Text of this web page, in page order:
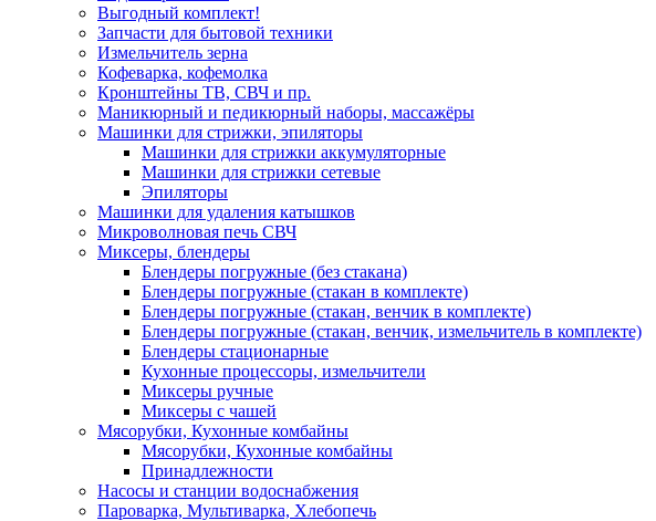
Выгодный комплект!
Запчасти для бытовой техники
Измельчитель зерна
Кофеварка, кофемолка
Кронштейны ТВ, СВЧ и пр.
Маникюрный и педикюрный наборы, массажёры
Машинки для стрижки, эпиляторы
Машинки для стрижки аккумуляторные
Машинки для стрижки сетевые
Эпиляторы
Машинки для удаления катышков
Микроволновая печь СВЧ
Миксеры, блендеры
Блендеры погружные (без стакана)
Блендеры погружные (стакан в комплекте)
Блендеры погружные (стакан, венчик в комплекте)
Блендеры погружные (стакан, венчик, измельчитель в комплекте)
Блендеры стационарные
Кухонные процессоры, измельчители
Миксеры ручные
Миксеры с чашей
Мясорубки, Кухонные комбайны
Мясорубки, Кухонные комбайны
Принадлежности
Насосы и станции водоснабжения
Пароварка, Мультиварка, Хлебопечь